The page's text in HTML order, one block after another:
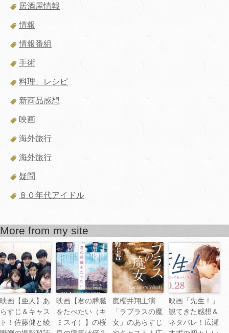
居酒屋情報
情報
情報番組
手術
料理、レシピ
新商品感想
映画
海外旅行
海外旅行
疑問
８０年代アイドル
More from my site
映画【亜人】あ
らすじ＆キャス
ト！佐藤健と綾
映画【君の膵臓
をたべたい（キ
ミスイ）】の桜
嵐櫻井翔主演
「ラプラスの魔
女」のあらすじ
映画「先生！」
観てきた感想＆
ネタバレ！広瀬